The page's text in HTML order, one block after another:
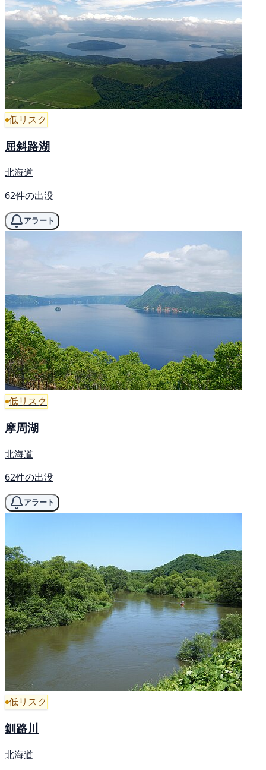
低リスク
屈斜路湖
北海道
62件の出没
アラート
低リスク
摩周湖
北海道
62件の出没
アラート
低リスク
釧路川
北海道